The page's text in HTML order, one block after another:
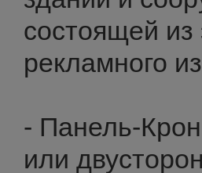
состоящей из
рекламного
- Панель-
или